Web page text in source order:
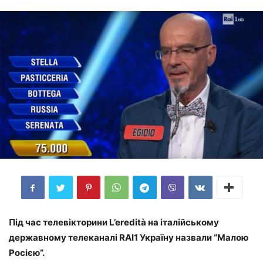
Під час телевікторини L’eredità на італійському
державному телеканалі RAI1 Україну назвали “Малою
Росією”.